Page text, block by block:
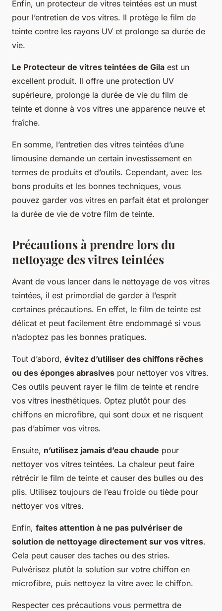
Enfin, un protecteur de vitres teintées est un must
pour l’entretien de vos vitres. Il protège le film de
teinte contre les rayons UV et prolonge sa durée de
vie.
Le Protecteur de vitres teintées de Gila est un
excellent produit. Il offre une protection UV
supérieure, prolonge la durée de vie du film de
teinte et donne à vos vitres une apparence neuve et
fraîche.
En somme, l’entretien des vitres teintées d’une
limousine demande un certain investissement en
termes de produits et d’outils. Cependant, avec les
bons produits et les bonnes techniques, vous
pouvez garder vos vitres en parfait état et prolonger
la durée de vie de votre film de teinte.
Précautions à prendre lors du
nettoyage des vitres teintées
Avant de vous lancer dans le nettoyage de vos vitres
teintées, il est primordial de garder à l’esprit
certaines précautions. En effet, le film de teinte est
délicat et peut facilement être endommagé si vous
n’adoptez pas les bonnes pratiques.
Tout d’abord, évitez d’utiliser des chiffons rêches
ou des éponges abrasives pour nettoyer vos vitres.
Ces outils peuvent rayer le film de teinte et rendre
vos vitres inesthétiques. Optez plutôt pour des
chiffons en microfibre, qui sont doux et ne risquent
pas d’abîmer vos vitres.
Ensuite, n’utilisez jamais d’eau chaude pour
nettoyer vos vitres teintées. La chaleur peut faire
rétrécir le film de teinte et causer des bulles ou des
plis. Utilisez toujours de l’eau froide ou tiède pour
nettoyer vos vitres.
Enfin, faites attention à ne pas pulvériser de
solution de nettoyage directement sur vos vitres.
Cela peut causer des taches ou des stries.
Pulvérisez plutôt la solution sur votre chiffon en
microfibre, puis nettoyez la vitre avec le chiffon.
Respecter ces précautions vous permettra de